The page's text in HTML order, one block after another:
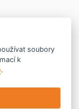
soubory
.